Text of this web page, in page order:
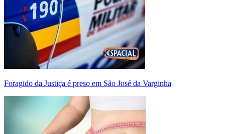
Foragido da Justiça é preso em São José da Varginha